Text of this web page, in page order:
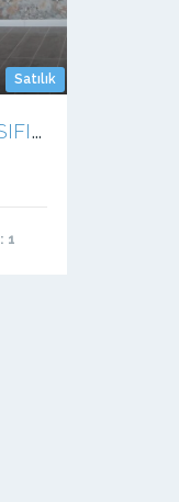
Satılık
K
IRBAĞI MAHALLESİ 145 M2 3+1 SIFIR DAİRE
: 1